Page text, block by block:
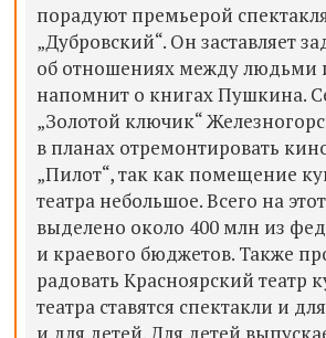
порадуют премьерой
„Дубровский“. Он заставляет
об отношениях между людьми
напомнит о книгах Пушкина.
„Золотой ключик“
в планах отремонтировать
„Пилот“, так как помещение
театра небольшое. Всего на
выделено около 400 млн из
и краевого бюджетов. Также
радовать Красноярский театр
театра ставятся спектакли и
и для детей. Для детей